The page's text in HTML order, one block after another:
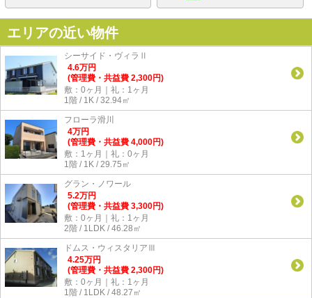
エリアの近い物件
シーサイド・ヴィラⅡ
4.6万円
(管理費・共益費 2,300円)
敷：0ヶ月｜礼：1ヶ月
1階 / 1K / 32.94㎡
フローラ滑川
4万円
(管理費・共益費 4,000円)
敷：1ヶ月｜礼：0ヶ月
1階 / 1K / 29.75㎡
グラン・ノワール
5.2万円
(管理費・共益費 3,300円)
敷：0ヶ月｜礼：1ヶ月
2階 / 1LDK / 46.28㎡
ドムス・ウィスタリアⅢ
4.25万円
(管理費・共益費 2,300円)
敷：0ヶ月｜礼：1ヶ月
1階 / 1LDK / 48.27㎡